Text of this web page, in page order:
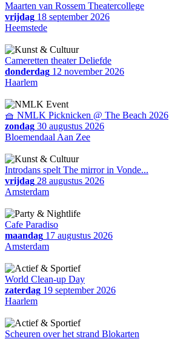
Maarten van Rossem Theatercollege
vrijdag 18 september 2026
Heemstede
Cameretten theater Deliefde
donderdag 12 november 2026
Haarlem
🧺 NMLK Picknicken @ The Beach 2026
zondag 30 augustus 2026
Bloemendaal Aan Zee
Introdans spelt The mirror in Vonde...
vrijdag 28 augustus 2026
Amsterdam
Cafe Paradiso
maandag 17 augustus 2026
Amsterdam
World Clean-up Day
zaterdag 19 september 2026
Haarlem
Scheuren over het strand Blokarten